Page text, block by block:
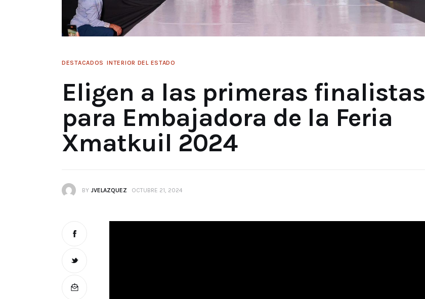
DESTACADOS INTERIOR DEL ESTADO
Eligen a las primeras finalistas
para Embajadora de la Feria
Xmatkuil 2024
BY JVELAZQUEZ OCTUBRE 21, 2024